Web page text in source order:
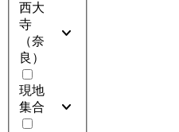
西大
寺
（奈
良）
expand_more
現地
集合
expand_more